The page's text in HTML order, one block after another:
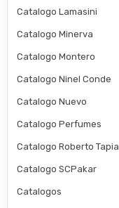
Catalogo Lamasini
Catalogo Minerva
Catalogo Montero
Catalogo Ninel Conde
Catalogo Nuevo
Catalogo Perfumes
Catalogo Roberto Tapia
Catalogo SCPakar
Catalogos